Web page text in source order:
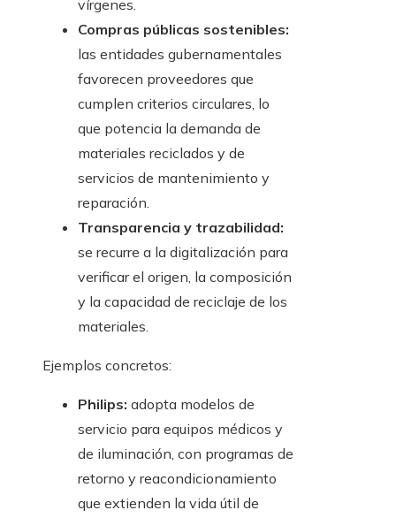
vírgenes.
Compras públicas sostenibles:
las entidades gubernamentales
favorecen proveedores que
cumplen criterios circulares, lo
que potencia la demanda de
materiales reciclados y de
servicios de mantenimiento y
reparación.
Transparencia y trazabilidad:
se recurre a la digitalización para
verificar el origen, la composición
y la capacidad de reciclaje de los
materiales.
Ejemplos concretos:
Philips: adopta modelos de
servicio para equipos médicos y
de iluminación, con programas de
retorno y reacondicionamiento
que extienden la vida útil de